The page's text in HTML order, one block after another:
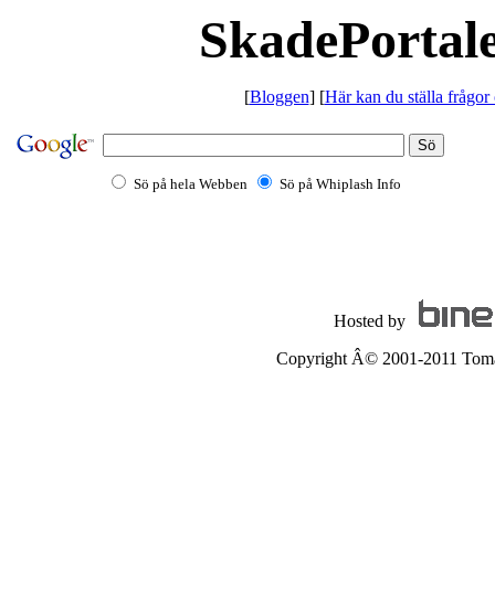
[Bloggen] [Här kan du ställa frågor
Sö på hela Webben Sö på Whiplash Info
Hosted by
Copyright Â© 2001-2011